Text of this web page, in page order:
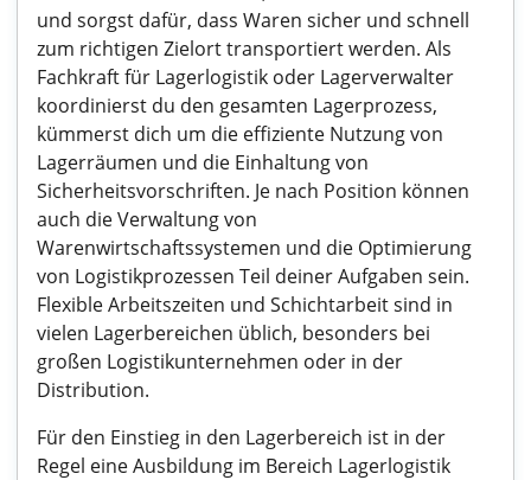
und sorgst dafür, dass Waren sicher und schnell
zum richtigen Zielort transportiert werden. Als
Fachkraft für Lagerlogistik oder Lagerverwalter
koordinierst du den gesamten Lagerprozess,
kümmerst dich um die effiziente Nutzung von
Lagerräumen und die Einhaltung von
Sicherheitsvorschriften. Je nach Position können
auch die Verwaltung von
Warenwirtschaftssystemen und die Optimierung
von Logistikprozessen Teil deiner Aufgaben sein.
Flexible Arbeitszeiten und Schichtarbeit sind in
vielen Lagerbereichen üblich, besonders bei
großen Logistikunternehmen oder in der
Distribution.
Für den Einstieg in den Lagerbereich ist in der
Regel eine Ausbildung im Bereich Lagerlogistik